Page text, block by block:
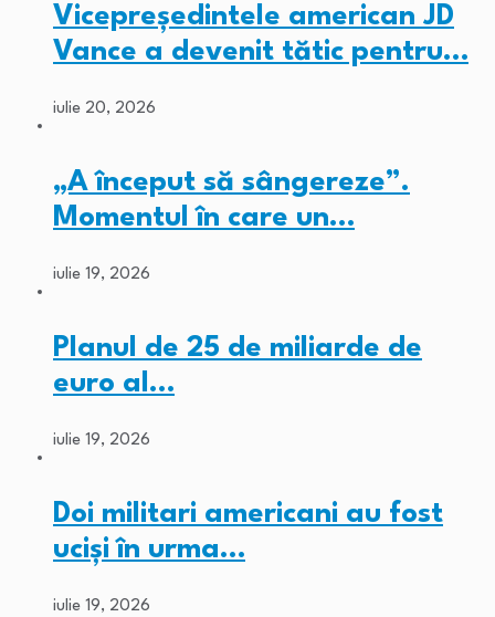
Vicepreședintele american JD
Vance a devenit tătic pentru…
iulie 20, 2026
„A început să sângereze”.
Momentul în care un…
iulie 19, 2026
Planul de 25 de miliarde de
euro al…
iulie 19, 2026
Doi militari americani au fost
ucişi în urma…
iulie 19, 2026